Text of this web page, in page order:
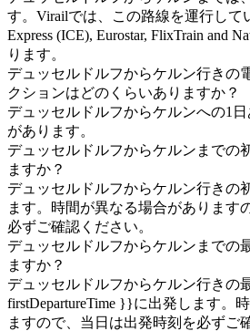
す。Virailでは、この路線を運行して
Express (ICE), Eurostar, FlixTrain and
ります。
デュッセルドルフからケルン行きの
クションはどのくらいありますか？
デュッセルドルフからケルンへの1
があります。
デュッセルドルフからケルンまでの
ますか？
デュッセルドルフからケルン行きの
ます。時間が異なる場合があります
必ずご確認ください。
デュッセルドルフからケルンまでの
ますか？
デュッセルドルフからケルン行きの
firstDepartureTime }}に出発します。
ますので、当日は出発時刻を必ずご